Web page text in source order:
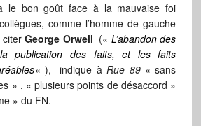
le bon goût face à la mauvaise foi
comme l’homme de gauche
George Orwell (« L’abandon des
publication des faits, et les faits
« ), indique àRue 89 « sans
» , « plusieurs points de désaccord »
» du FN.